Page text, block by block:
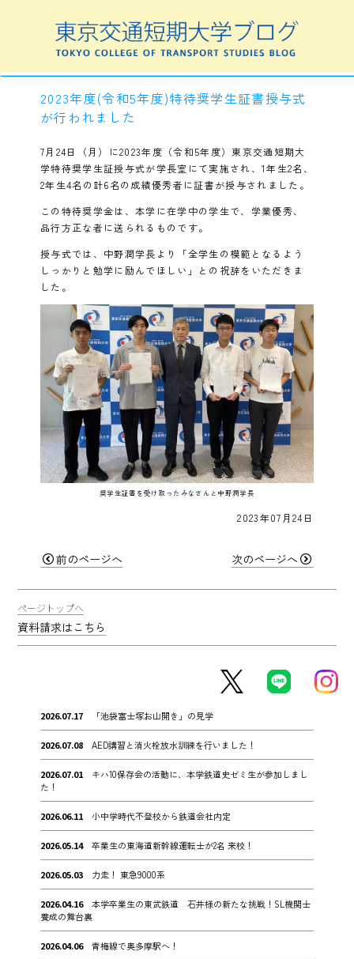
2023年度(令和5年度)特待奨学生証書授与式
が行われました
7月24日（月）に2023年度（令和5年度）東京交通短期大
学特待奨学生証授与式が学長室にて実施され、1年生2名、
2年生4名の計6名の成績優秀者に証書が授与されました。
この特待奨学金は、本学に在学中の学生で、学業優秀、
品行方正な者に送られるものです。
授与式では、中野潤学長より「全学生の模範となるよう
しっかりと勉学に励んでほしい」との祝辞をいただきま
した。
奨学生証書を受け取ったみなさんと中野潤学長
2023年07月24日
前のページへ 次のページへ
ページトップへ
資料請求はこちら
2026.07.17 「池袋富士塚お山開き」の見学
2026.07.08 AED講習と消火栓放水訓練を行いました！
2026.07.01
キハ10保存会の活動に、本学鉄道史ゼミ生が参加しまし
た！
2026.06.11 小中学時代不登校から鉄道会社内定
2026.05.14 卒業生の東海道新幹線運転士が2名 来校！
2026.05.03 力走！ 東急9000系
2026.04.16
本学卒業生の東武鉄道 石井様の新たな挑戦！SL機関士
養成の舞台裏
2026.04.06 青梅線で奥多摩駅へ！